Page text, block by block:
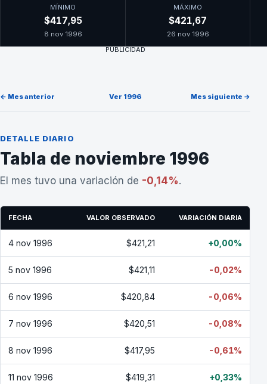
MÍNIMO
$417,95
8 nov 1996
MÁXIMO
$421,67
26 nov 1996
PUBLICIDAD
← Mes anterior Ver 1996 Mes siguiente →
DETALLE DIARIO
Tabla de noviembre 1996
El mes tuvo una variación de -0,14%.
FECHA VALOR OBSERVADO VARIACIÓN DIARIA
4 nov 1996 $421,21 +0,00%
5 nov 1996 $421,11 -0,02%
6 nov 1996 $420,84 -0,06%
7 nov 1996 $420,51 -0,08%
8 nov 1996 $417,95 -0,61%
11 nov 1996 $419,31 +0,33%